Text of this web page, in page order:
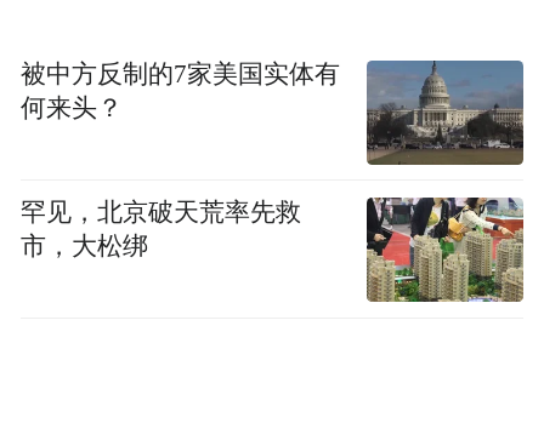
被中方反制的7家美国实体有
何来头？
罕见，北京破天荒率先救
市，大松绑